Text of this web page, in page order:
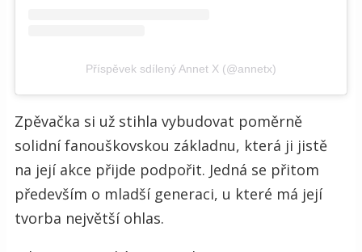
Příspěvek sdílený Annet X (@annetx)
Zpěvačka si už stihla vybudovat poměrně
solidní fanouškovskou základnu, která ji jistě
na její akce přijde podpořit. Jedná se přitom
především o mladší generaci, u které má její
tvorba největší ohlas.